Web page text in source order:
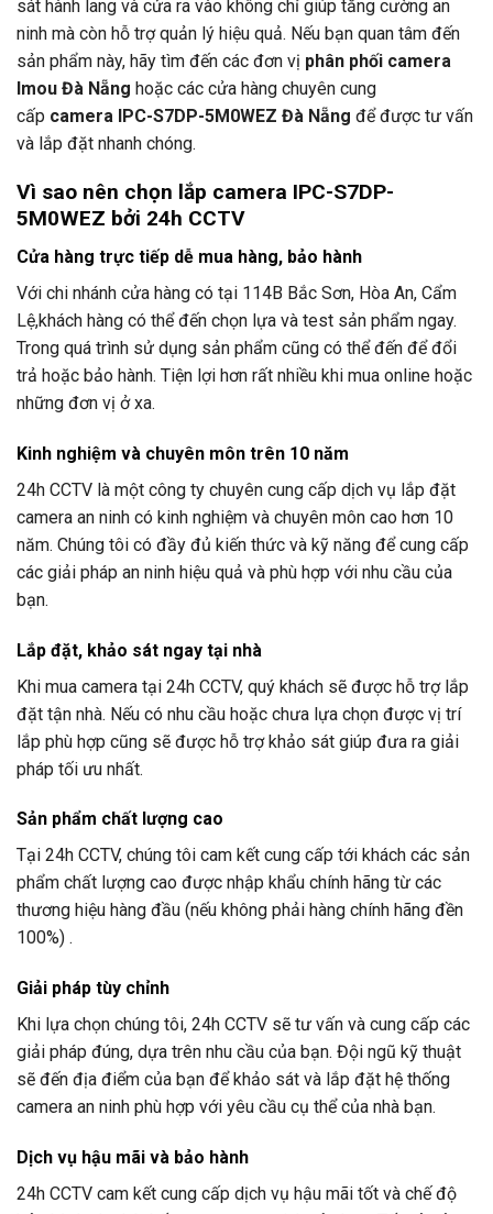
sát hành lang và cửa ra vào không chỉ giúp tăng cường an
ninh mà còn hỗ trợ quản lý hiệu quả. Nếu bạn quan tâm đến
sản phẩm này, hãy tìm đến các đơn vị phân phối camera
Imou Đà Nẵng hoặc các cửa hàng chuyên cung
cấp camera IPC-S7DP-5M0WEZ Đà Nẵng để được tư vấn
và lắp đặt nhanh chóng.
Vì sao nên chọn lắp camera IPC-S7DP-
5M0WEZ bởi 24h CCTV
Cửa hàng trực tiếp dễ mua hàng, bảo hành
Với chi nhánh cửa hàng có tại 114B Bắc Sơn, Hòa An, Cẩm
Lệ,khách hàng có thể đến chọn lựa và test sản phẩm ngay.
Trong quá trình sử dụng sản phẩm cũng có thể đến để đổi
trả hoặc bảo hành. Tiện lợi hơn rất nhiều khi mua online hoặc
những đơn vị ở xa.
Kinh nghiệm và chuyên môn trên 10 năm
24h CCTV là một công ty chuyên cung cấp dịch vụ lắp đặt
camera an ninh có kinh nghiệm và chuyên môn cao hơn 10
năm. Chúng tôi có đầy đủ kiến thức và kỹ năng để cung cấp
các giải pháp an ninh hiệu quả và phù hợp với nhu cầu của
bạn.
Lắp đặt, khảo sát ngay tại nhà
Khi mua camera tại 24h CCTV, quý khách sẽ được hỗ trợ lắp
đặt tận nhà. Nếu có nhu cầu hoặc chưa lựa chọn được vị trí
lắp phù hợp cũng sẽ được hỗ trợ khảo sát giúp đưa ra giải
pháp tối ưu nhất.
Sản phẩm chất lượng cao
Tại 24h CCTV, chúng tôi cam kết cung cấp tới khách các sản
phẩm chất lượng cao được nhập khẩu chính hãng từ các
thương hiệu hàng đầu (nếu không phải hàng chính hãng đền
100%) .
Giải pháp tùy chỉnh
Khi lựa chọn chúng tôi, 24h CCTV sẽ tư vấn và cung cấp các
giải pháp đúng, dựa trên nhu cầu của bạn. Đội ngũ kỹ thuật
sẽ đến địa điểm của bạn để khảo sát và lắp đặt hệ thống
camera an ninh phù hợp với yêu cầu cụ thể của nhà bạn.
Dịch vụ hậu mãi và bảo hành
24h CCTV cam kết cung cấp dịch vụ hậu mãi tốt và chế độ